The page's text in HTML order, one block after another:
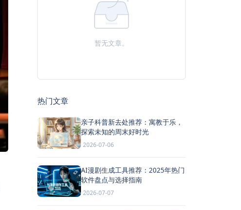
暂无文章。
热门文章
亲子科普新去处推荐：寓教于乐，
探索未知的周末好时光
2026-07-06
AI漫剧生成工具推荐：2025年热门
软件盘点与选择指南
2026-07-07